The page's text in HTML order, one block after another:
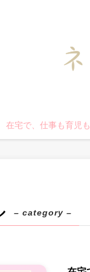
在宅で、仕事も育児
– category –